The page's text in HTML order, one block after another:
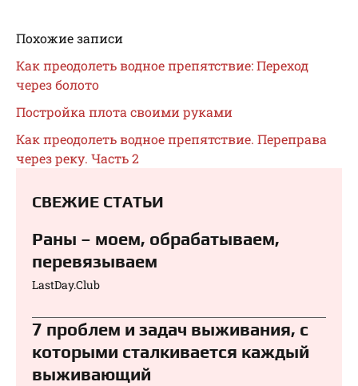
Похожие записи
Как преодолеть водное препятствие: Переход
через болото
Постройка плота своими руками
Как преодолеть водное препятствие. Переправа
через реку. Часть 2
СВЕЖИЕ СТАТЬИ
Раны – моем, обрабатываем,
перевязываем⁠⁠
LastDay.Club
7 проблем и задач выживания, с
которыми сталкивается каждый
выживающий